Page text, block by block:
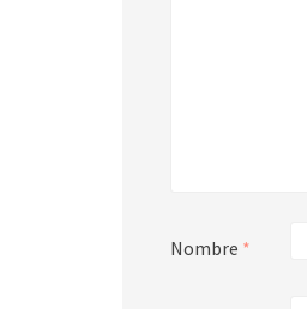
Nombre *